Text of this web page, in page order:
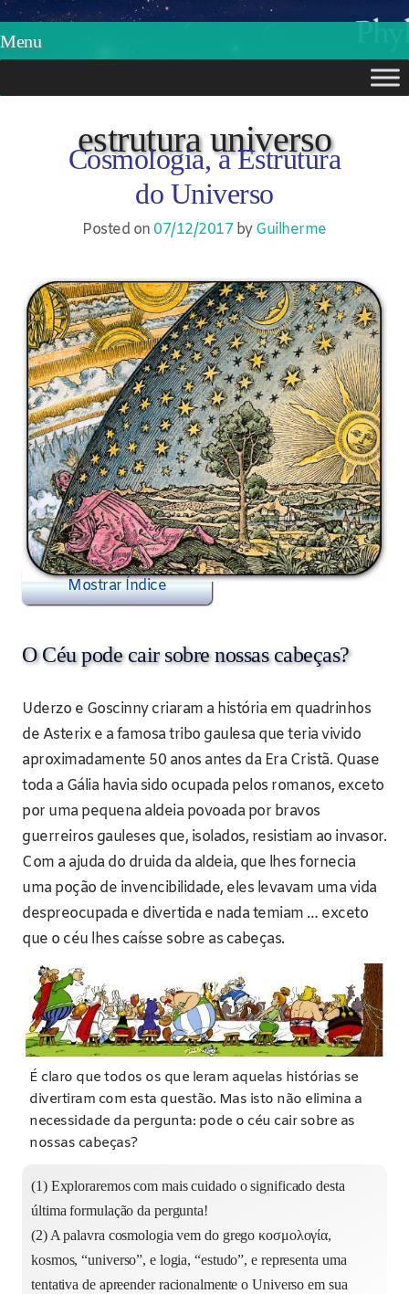
Phylos.net
Menu
estrutura universo
Cosmologia, a Estrutura
do Universo
Posted on 07/12/2017 byGuilherme
Mostrar Índice
O Céu pode cair sobre nossas cabeças?
Uderzo e Goscinny criaram a história em quadrinhos
de Asterix e a famosa tribo gaulesa que teria vivido
aproximadamente 50 anos antes da Era Cristã. Quase
toda a Gália havia sido ocupada pelos romanos, exceto
por uma pequena aldeia povoada por bravos
guerreiros gauleses que, isolados, resistiam ao invasor.
Com a ajuda do druida da aldeia, que lhes fornecia
uma poção de invencibilidade, eles levavam uma vida
despreocupada e divertida e nada temiam … exceto
que o céu lhes caísse sobre as cabeças.
É claro que todos os que leram aquelas histórias se
divertiram com esta questão. Mas isto não elimina a
necessidade da pergunta: pode o céu cair sobre as
nossas cabeças?
(1) Exploraremos com mais cuidado o significado desta
última formulação da pergunta!
(2) A palavra cosmologia vem do grego κοσμολογία,
kosmos, “universo”, e logia, “estudo”, e representa uma
tentativa de apreender racionalmente o Universo em sua